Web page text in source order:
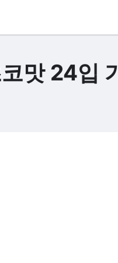
맛 24입